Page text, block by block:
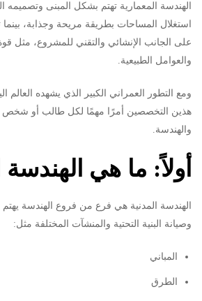
الهندسة المعمارية تهتم بشكل المبنى وتصميمه
استغلال المساحات بطريقة مريحة وجذابة، بينما
على الجانب الإنشائي والتقني للمشروع، مثل
والعوامل الطبيعية.
ومع التطور العمراني الكبير الذي يشهده العالم
هذين التخصصين أمرًا مهمًا لكل طالب أو شخص
والهندسة.
أولاً: ما هي الهندسة
الهندسة المدنية هي فرع من فروع الهندسة
وصيانة البنية التحتية والمنشآت المختلفة مثل:
المباني
الطرق